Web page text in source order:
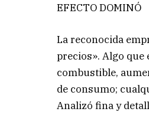
EFECTO DOMINÓ
La reconocida
precios». Algo que
combustible,
de consumo;
Analizó fina y